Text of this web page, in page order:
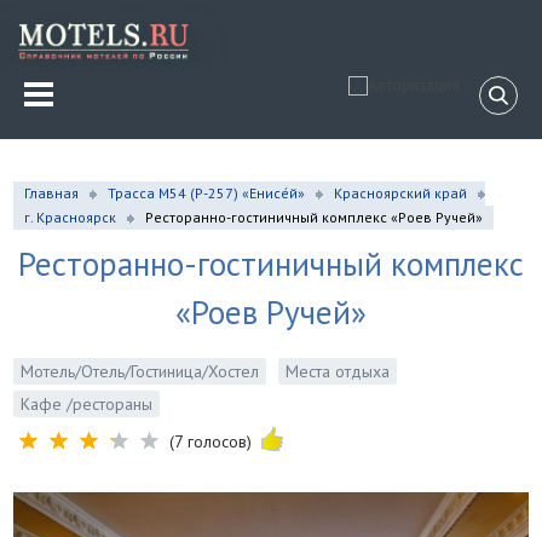
Главная Трасса М54 (Р-257) «Енисе́й»
Красноярский край
г. Красноярск
Ресторанно-гостиничный комплекс «Роев Ручей»
Ресторанно-гостиничный комплекс
«Роев Ручей»
Мотель/Отель/Гостиница/Хостел
Места отдыха
Кафе /рестораны
(7 голосов)